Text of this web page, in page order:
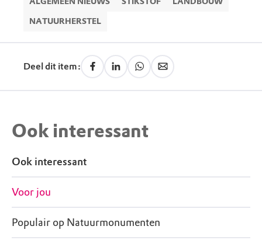
NATUURHERSTEL
Deel dit item:
Ook interessant
Ook interessant
Voor jou
Populair op Natuurmonumenten